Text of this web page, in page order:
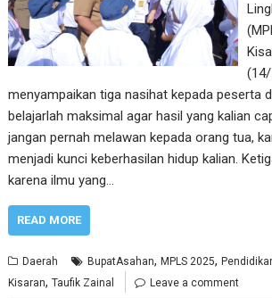
menyampaikan tiga nasihat kepada peserta
belajarlah maksimal agar hasil yang kalian
jangan pernah melawan kepada orang tua,
menjadi kunci keberhasilan hidup kalian.
karena ilmu yang…
READ MORE
Daerah BupatAsahan,MPLS 2025,
Kisaran,Taufik Zainal Leave a comment